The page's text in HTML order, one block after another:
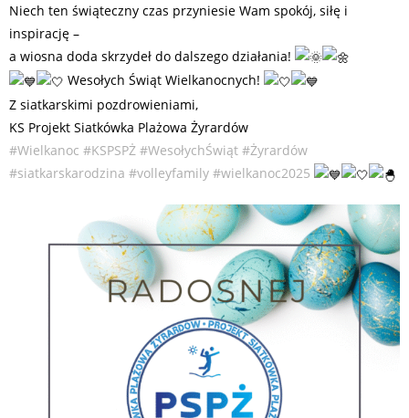
Niech ten świąteczny czas przyniesie Wam spokój, siłę i
inspirację –
a wiosna doda skrzydeł do dalszego działania!
Wesołych Świąt Wielkanocnych!
Z siatkarskimi pozdrowieniami,
KS Projekt Siatkówka Plażowa Żyrardów
#Wielkanoc #KSPSPŻ #WesołychŚwiąt #Żyrardów
#siatkarskarodzina #volleyfamily #wielkanoc2025